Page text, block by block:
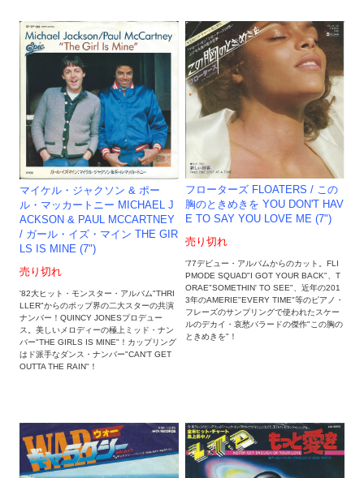
マイケル・ジャクソン & ポー
ル・マッカートニー MICHAEL J
ACKSON & PAUL MCCARTNEY
/ ガール・イズ・マイン THE GIR
LS IS MINE (7")
売り切れ
'82大ヒット・モンスター・アルバム"THRI
LLER"からのポップ界の二大スターの共演
ナンバー！QUINCY JONESプロデュー
ス。美しいメロディーの極上ミッド・ナン
バー"THE GIRLS IS MINE"！カップリング
はド派手なダンス・ナンバー"CAN'T GET
OUTTA THE RAIN"！
フローターズ FLOATERS / この
胸のときめきを YOU DON'T HAV
E TO SAY YOU LOVE ME (7")
売り切れ
'77デビュー・アルバムからのカット。FLI
PMODE SQUAD"I GOT YOUR BACK"、T
ORAE"SOMETHIN' TO SEE"、近年の201
3年のAMERIE"EVERY TIME"等のピアノ・
フレーズのサンプリングで使われたスケー
ルのデカイ・哀愁バラードの傑作"この胸の
ときめきを"！